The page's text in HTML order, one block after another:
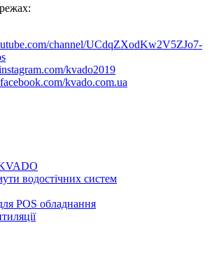
channel/UCdqZXodKw2V5ZJo7-
kvado2019
kvado.com.ua
водостічних систем
POS обладнання